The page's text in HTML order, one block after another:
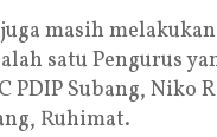
masih
satu Pengurus
PDIP Subang, Niko
Ruhimat.